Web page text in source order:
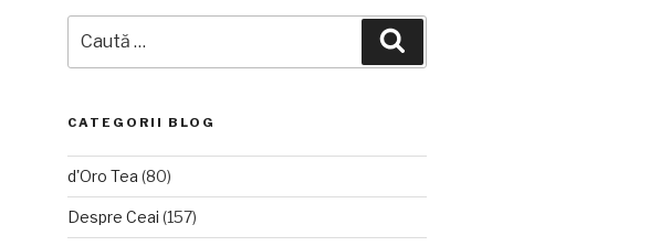
după:
CATEGORII BLOG
d'Oro Tea (80)
Despre Ceai (157)